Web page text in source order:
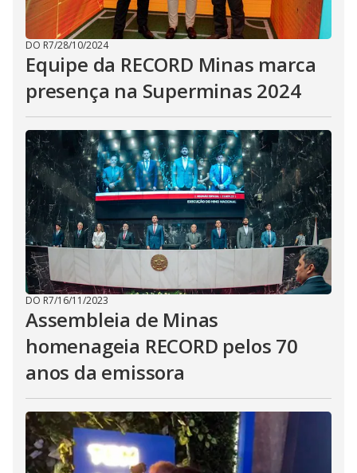
DO R7/28/10/2024
Equipe da RECORD Minas marca
presença na Superminas 2024
DO R7/16/11/2023
Assembleia de Minas
homenageia RECORD pelos 70
anos da emissora